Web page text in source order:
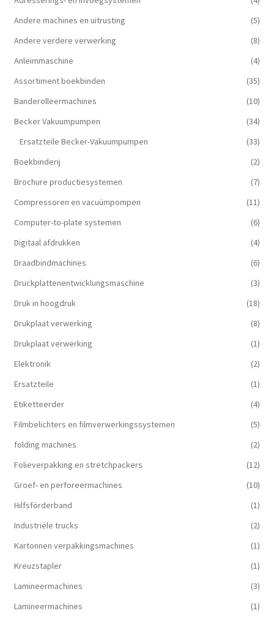
Andere machines en uitrusting
(5)
Andere verdere verwerking
(8)
Anleimmaschine
(4)
Assortiment boekbinden
(35)
Banderolleermachines
(10)
Becker Vakuumpumpen
(34)
Ersatzteile Becker-Vakuumpumpen
(33)
Boekbinderij
(2)
Brochure productiesystemen
(7)
Compressoren en vacuümpompen
(11)
Computer-to-plate systemen
(6)
Digitaal afdrukken
(4)
Draadbindmachines
(6)
Druckplattenentwicklungsmaschine
(3)
Druk in hoogdruk
(18)
Drukplaat verwerking
(8)
Drukplaat verwerking
(1)
Elektronik
(2)
Ersatzteile
(1)
Etiketteerder
(4)
Filmbelichters en filmverwerkingssystemen
(5)
folding machines
(2)
Folieverpakking en stretchpackers
(12)
Groef- en perforeermachines
(10)
Hilfsförderband
(1)
Industriële trucks
(2)
Kartonnen verpakkingsmachines
(1)
Kreuzstapler
(1)
Lamineermachines
(3)
Lamineermachines
(1)